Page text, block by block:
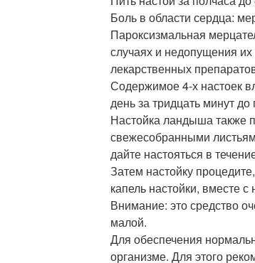
Боль в области сердца:
Пароксизмальная
случаях и недопущения
лекарственных
Содержимое 4-х настоек
день за тридцать минут
Настойка ландыша также
свежесобранными
дайте настояться в
Затем настойку
капель настойки, вместе
Внимание: это средство
малой.
Для обеспечения
организме. Для этого